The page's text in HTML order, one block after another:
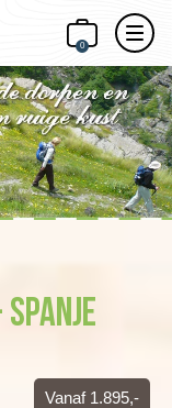
0
Vanaf 1.895,-